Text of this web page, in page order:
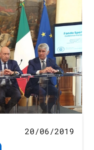
20/06/2019